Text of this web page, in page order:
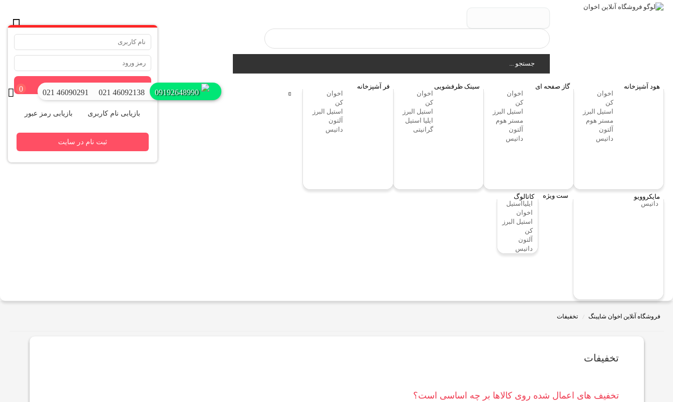
جستجو ...
.
ورود
بازیابی نام کاربری بازیابی رمز عبور
ثبت نام در سایت
هود آشپزخانه
اخوان
کن
استیل البرز
مستر هوم
آلتون
داتیس
گاز صفحه ای
اخوان
کن
استیل البرز
مستر هوم
آلتون
داتیس
سینک ظرفشویی
اخوان
کن
استیل البرز
ایلیا استیل
گرانیتی
فر آشپزخانه
اخوان
کن
استیل البرز
آلتون
داتیس
مایکروویو
داتیس
ست ویژه
کاتالوگ
ایلیااستیل
اخوان
استیل البرز
کن
آلتون
داتیس
0 021 46090291 021 46092138 09192648990
فروشگاه آنلاین اخوان شاپینگ تخفیفات
تخفیفات
تخفیف های اعمال شده روی کالاها بر چه اساسی است؟